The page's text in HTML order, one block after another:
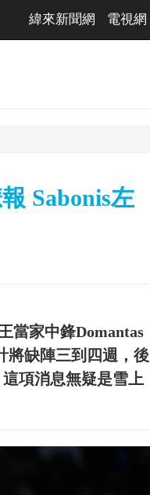
緯來新聞網 電視網
Sabonis左
當家中鋒Domantas
將缺陣三到四週，後
項消息無疑是雪上